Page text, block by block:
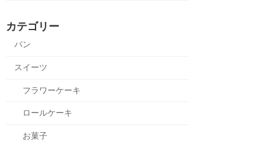
カテゴリー
パン
スイーツ
フラワーケーキ
ロールケーキ
お菓子